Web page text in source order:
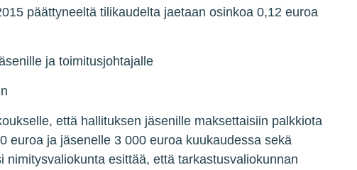
päättyneeltä tilikaudelta jaetaan osinkoa 0,12 euroa
ja toimitusjohtajalle
että hallituksen jäsenille maksettaisiin palkkiota
euroa ja jäsenelle 3 000 euroa kuukaudessa sekä
esittää, että tarkastusvaliokunnan